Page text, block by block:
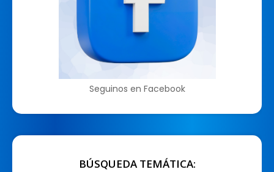
Seguinos en Facebook
BÚSQUEDA TEMÁTICA: